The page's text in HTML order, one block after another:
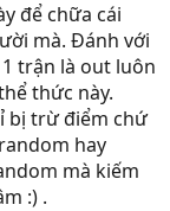
để chữa cái
mà. Đánh với
trận là out luôn
thức này.
bị trừ điểm chứ
hay
mà kiếm
:) .